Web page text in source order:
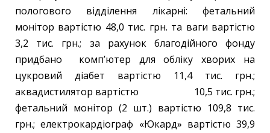
пологового відділення лікарні: фетальний
монітор вартістю 48,0 тис. грн. та ваги вартістю
3,2 тис. грн.; за рахунок благодійного фонду
придбано комп’ютер для обліку хворих на
цукровий діабет вартістю 11,4 тис. грн.;
аквадистилятор вартістю 10,5 тис. грн.;
фетальний монітор (2 шт.) вартістю 109,8 тис.
грн.; електрокардіограф «Юкард» вартістю 39,9